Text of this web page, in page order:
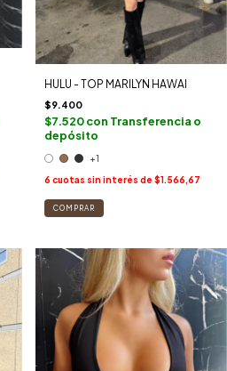
HULU - TOP MARILYN HAWAI
$9.400
$7.520con Transferencia o
depósito
+1
6 cuotas sin interés de $1.566,67
COMPRAR